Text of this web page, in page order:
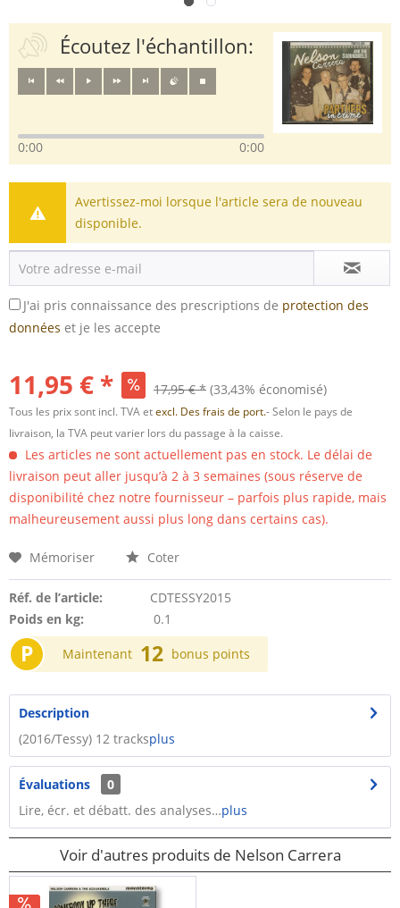
Écoutez l'échantillon:
0:00 0:00
Avertissez-moi lorsque l'article sera de nouveau
disponible.
J'ai pris connaissance des prescriptions de protection des
données et je les accepte
11,95 € * 17,95 € * (33,43% économisé)
Tous les prix sont incl. TVA etexcl. Des frais de port.- Selon le pays de
livraison, la TVA peut varier lors du passage à la caisse.
Les articles ne sont actuellement pas en stock. Le délai de
livraison peut aller jusqu’à 2 à 3 semaines (sous réserve de
disponibilité chez notre fournisseur – parfois plus rapide, mais
malheureusement aussi plus long dans certains cas).
Mémoriser Coter
Réf. de l’article:
CDTESSY2015
Poids en kg:
0.1
P Maintenant 12 bonus points
Description
(2016/Tessy) 12 tracksplus
Évaluations
0
Lire, écr. et débatt. des analyses…plus
Voir d'autres produits de Nelson Carrera